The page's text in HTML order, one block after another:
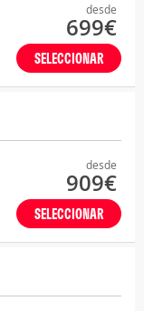
desde
699€
SELECCIONAR
desde
909€
SELECCIONAR